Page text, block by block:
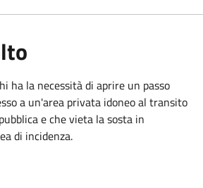
ha la necessità di aprire un passo
a un'area privata idoneo al transito
e che vieta la sosta in
di incidenza.